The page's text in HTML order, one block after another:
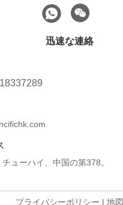
迅速な連絡
ューハイ、中国の第378。
プライバシーポリシー | 地図